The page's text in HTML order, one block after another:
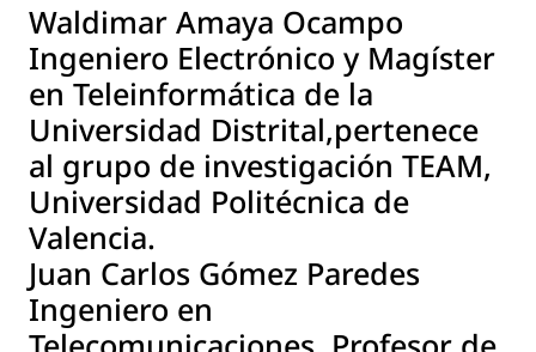
Waldimar Amaya Ocampo
Ingeniero Electrónico y Magíster
en Teleinformática de la
Universidad Distrital,pertenece
al grupo de investigación TEAM,
Universidad Politécnica de
Valencia.
Juan Carlos Gómez Paredes
Ingeniero en